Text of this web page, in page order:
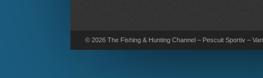
© 2026 The Fishing & Hunting Channel – Pescuit Sportiv –